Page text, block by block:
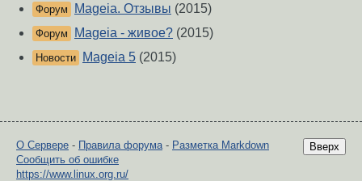
Форум Mageia. Отзывы (2015)
Форум Mageia - живое? (2015)
Новости Mageia 5 (2015)
Вверх
О Сервере - Правила форума - Разметка Markdown
Сообщить об ошибке
https://www.linux.org.ru/